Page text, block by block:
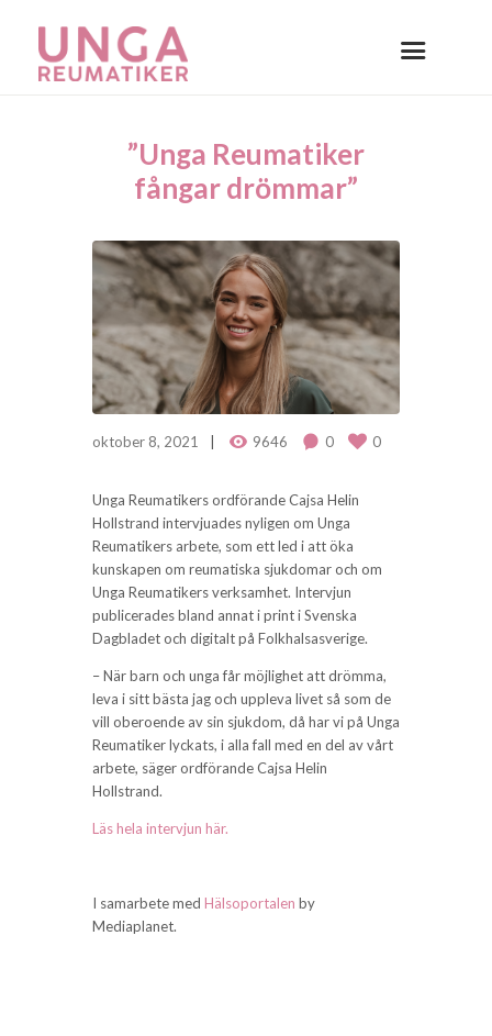
”Unga Reumatiker
fångar drömmar”
oktober 8, 2021 9646 0 0
Unga Reumatikers ordförande Cajsa Helin
Hollstrand intervjuades nyligen om Unga
Reumatikers arbete, som ett led i att öka
kunskapen om reumatiska sjukdomar och om
Unga Reumatikers verksamhet. Intervjun
publicerades bland annat i print i Svenska
Dagbladet och digitalt på Folkhalsasverige.
– När barn och unga får möjlighet att drömma,
leva i sitt bästa jag och uppleva livet så som de
vill oberoende av sin sjukdom, då har vi på Unga
Reumatiker lyckats, i alla fall med en del av vårt
arbete, säger ordförande Cajsa Helin
Hollstrand.
Läs hela intervjun här.
I samarbete med Hälsoportalen by
Mediaplanet.